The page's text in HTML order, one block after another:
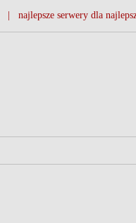
| najlepsze serwery dla